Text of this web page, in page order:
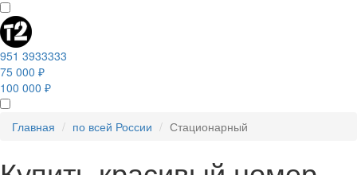
951 3933333
75 000 ₽
100 000 ₽
Главная по всей России Стационарный